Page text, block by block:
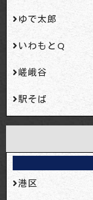
ゆで太郎
いわもとQ
嵯峨谷
駅そば
港区